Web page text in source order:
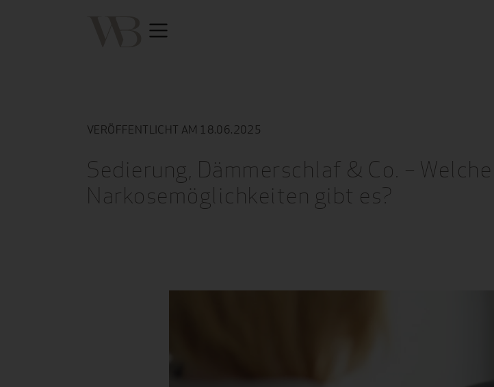
VERÖFFENTLICHT AM 18.06.2025
Sedierung, Dämmerschlaf & Co. –
Narkosemöglichkeiten gibt es?